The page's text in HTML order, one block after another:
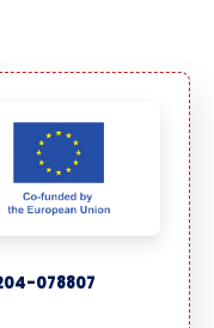
078807